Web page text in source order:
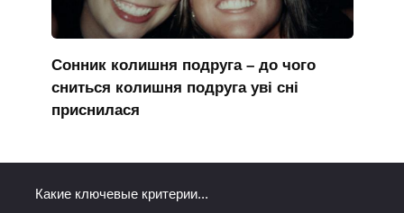
Сонник колишня подруга – до чого
сниться колишня подруга уві сні
приснилася
Какие ключевые критерии...